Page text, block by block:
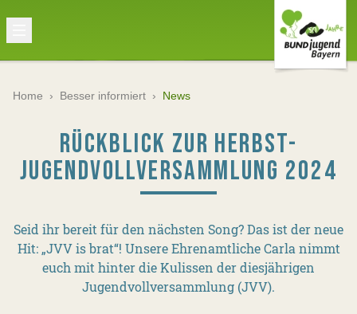
Home › Besser informiert › News
RÜCKBLICK ZUR HERBST-
JUGENDVOLLVERSAMMLUNG 2024
Seid ihr bereit für den nächsten Song? Das ist der neue
Hit: „JVV is brat“! Unsere Ehrenamtliche Carla nimmt
euch mit hinter die Kulissen der diesjährigen
Jugendvollversammlung (JVV).